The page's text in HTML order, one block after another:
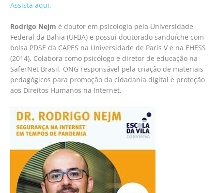
Assista aqui.
Rodrigo Nejm é doutor em psicologia pela Universidade
Federal da Bahia (UFBA) e possui doutorado sanduíche com
bolsa PDSE da CAPES na Universidade de Paris V e na EHESS
(2014). Colabora como psicólogo e diretor de educação na
SaferNet Brasil, ONG responsável pela criação de materiais
pedagógicos para promoção da cidadania digital e proteção
aos Direitos Humanos na Internet.